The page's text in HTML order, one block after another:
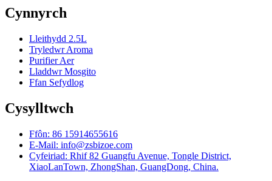
Cynnyrch
Lleithydd 2.5L
Tryledwr Aroma
Purifier Aer
Lladdwr Mosgito
Ffan Sefydlog
Cysylltwch
Ffôn: 86 15914655616
E-Mail: info@zsbizoe.com
Cyfeiriad: Rhif 82 Guangfu Avenue, Tongle District,
XiaoLanTown, ZhongShan, GuangDong, China.